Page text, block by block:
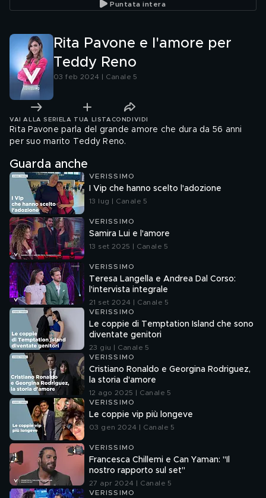
Puntata intera
Rita Pavone e l'amore per
Teddy Reno
03 feb 2024 | Canale 5
VAI ALLA SERIE LA TUA LISTA CONDIVIDI
Rita Pavone parla del grande amore che dura da 56 anni
per suo marito Teddy Reno.
Guarda anche
VERISSIMO
I Vip che hanno scelto l'adozione
13 lug | Canale 5
VERISSIMO
Samira Lui e l'amore
13 set 2025 | Canale 5
VERISSIMO
Teresa Langella e Andrea Dal Corso:
l'intervista integrale
21 set 2024 | Canale 5
VERISSIMO
Le coppie di Temptation Island che sono
diventate genitori
23 giu | Canale 5
VERISSIMO
Cristiano Ronaldo e Georgina Rodriguez,
la storia d'amore
12 ago 2025 | Canale 5
VERISSIMO
Le coppie vip più longeve
03 gen 2024 | Canale 5
VERISSIMO
Francesca Chillemi e Can Yaman: "Il
nostro rapporto sul set"
27 apr 2024 | Canale 5
VERISSIMO